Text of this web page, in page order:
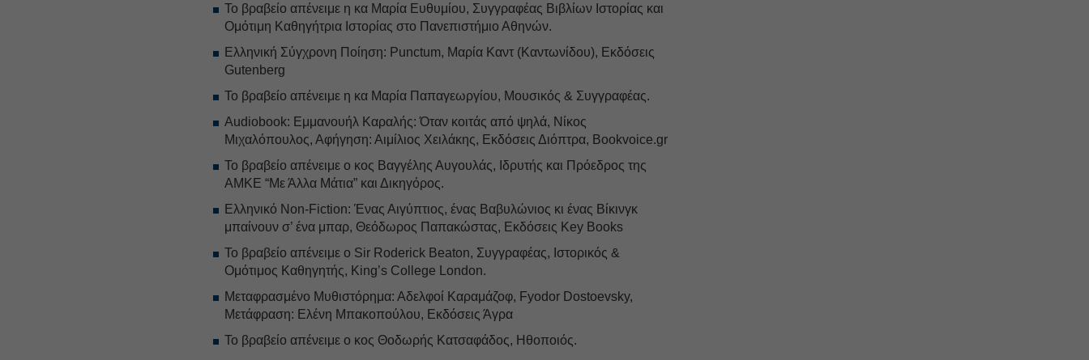
Το βραβείο απένειμε η κα Μαρία Ευθυμίου, Συγγραφέας Βιβλίων Ιστορίας και
Ομότιμη Καθηγήτρια Ιστορίας στο Πανεπιστήμιο Αθηνών.
Ελληνική Σύγχρονη Ποίηση: Punctum, Μαρία Καντ (Καντωνίδου), Εκδόσεις
Gutenberg
Το βραβείο απένειμε η κα Μαρία Παπαγεωργίου, Μουσικός & Συγγραφέας.
Audiobook: Εμμανουήλ Καραλής: Όταν κοιτάς από ψηλά, Νίκος
Μιχαλόπουλος, Αφήγηση: Αιμίλιος Χειλάκης, Εκδόσεις Διόπτρα, Bookvoice.gr
Το βραβείο απένειμε ο κος Βαγγέλης Αυγουλάς, Ιδρυτής και Πρόεδρος της
ΑΜΚΕ “Με Άλλα Μάτια” και Δικηγόρος.
Ελληνικό Non-Fiction: Ένας Αιγύπτιος, ένας Βαβυλώνιος κι ένας Βίκινγκ
μπαίνουν σ’ ένα μπαρ, Θεόδωρος Παπακώστας, Εκδόσεις Key Books
Το βραβείο απένειμε ο Sir Roderick Beaton, Συγγραφέας, Ιστορικός &
Ομότιμος Καθηγητής, King’s College London.
Μεταφρασμένο Μυθιστόρημα: Αδελφοί Καραμάζοφ, Fyodor Dostoevsky,
Μετάφραση: Ελένη Μπακοπούλου, Εκδόσεις Άγρα
Το βραβείο απένειμε ο κος Θοδωρής Κατσαφάδος, Ηθοποιός.